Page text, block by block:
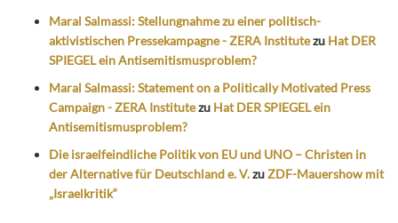
Maral Salmassi: Stellungnahme zu einer politisch-
aktivistischen Pressekampagne - ZERA Institutezu Hat DER
SPIEGEL ein Antisemitismusproblem?
Maral Salmassi: Statement on a Politically Motivated Press
Campaign - ZERA Institutezu Hat DER SPIEGEL ein
Antisemitismusproblem?
Die israelfeindliche Politik von EU und UNO – Christen in
der Alternative für Deutschland e. V.zuZDF-Mauershow mit
„Israelkritik“